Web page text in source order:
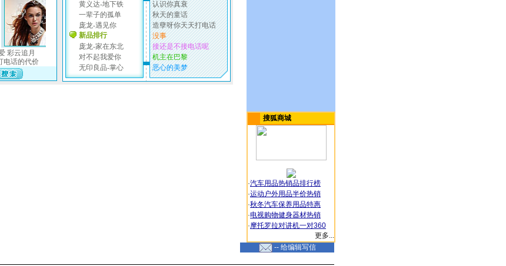
搜狐商城
·汽车用品热销品排行榜
·运动户外用品半价热销
·秋冬汽车保养用品特惠
·电视购物健身器材热销
·摩托罗拉对讲机一对360
更多...
-- 给编辑写信